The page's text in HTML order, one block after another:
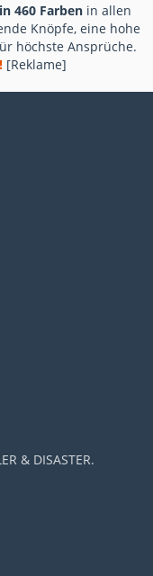
460 Farben in allen
Knöpfe, eine hohe
höchste Ansprüche.
[Reklame]
& DISASTER.